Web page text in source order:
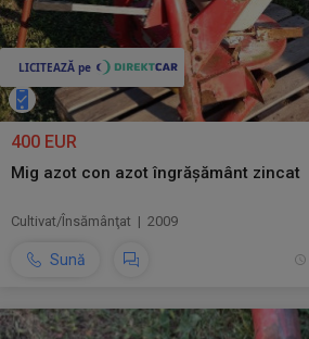
400 EUR
Mig azot con azot îngrășământ zincat
Cultivat/Însămânţat | 2009
Sună